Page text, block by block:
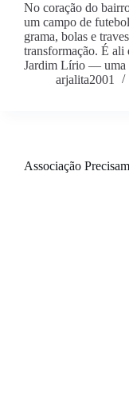
No coração do
um campo de
grama, bolas e
transformação. É ali
Jardim Lírio — uma
arjalita2001
Associação